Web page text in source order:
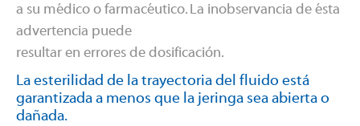
a su médico o farmacéutico. La inobservancia de ésta
advertencia puede
resultar en errores de dosificación.
La esterilidad de la trayectoria del fluido está
garantizada a menos que la jeringa sea abierta o
dañada.